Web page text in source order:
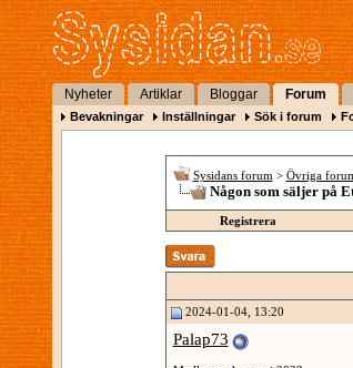
Nyheter Artiklar Bloggar Forum
Bevakningar Inställningar Sök i forum
Sysidans forum > Övriga
Någon som säljer på
Registrera
2024-01-04, 13:20
Palap73